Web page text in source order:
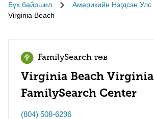
Бүх байршил Америкийн Нэгдсэн Улс
Virginia Beach
FamilySearch төв
Virginia Beach Virginia
FamilySearch Center
(804) 508-6296